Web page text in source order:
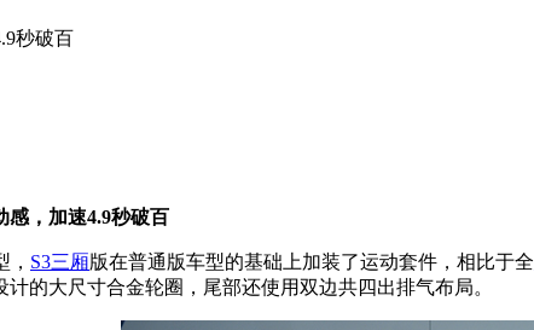
秒破百
，加速4.9秒破百
， S3三厢版在普通版车型的基础上加装了运动套件，相比于全
的大尺寸合金轮圈，尾部还使用双边共四出排气布局。